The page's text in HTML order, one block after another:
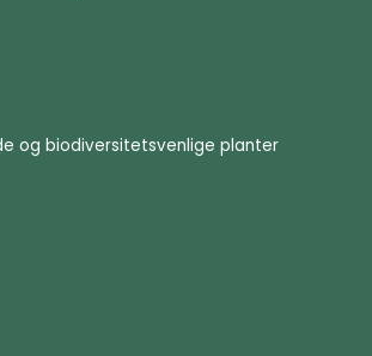
og biodiversitetsvenlige planter